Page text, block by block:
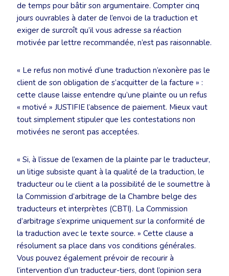
de temps pour bâtir son argumentaire. Compter cinq
jours ouvrables à dater de l’envoi de la traduction et
exiger de surcroît qu’il vous adresse sa réaction
motivée par lettre recommandée, n’est pas raisonnable.
« Le refus non motivé d’une traduction n’exonère pas le
client de son obligation de s’acquitter de la facture » :
cette clause laisse entendre qu’une plainte ou un refus
« motivé » JUSTIFIE l’absence de paiement. Mieux vaut
tout simplement stipuler que les contestations non
motivées ne seront pas acceptées.
« Si, à l’issue de l’examen de la plainte par le traducteur,
un litige subsiste quant à la qualité de la traduction, le
traducteur ou le client a la possibilité de le soumettre à
la Commission d’arbitrage de la Chambre belge des
traducteurs et interprètes (CBTI). La Commission
d’arbitrage s’exprime uniquement sur la conformité de
la traduction avec le texte source. » Cette clause a
résolument sa place dans vos conditions générales.
Vous pouvez également prévoir de recourir à
l’intervention d’un traducteur-tiers, dont l’opinion sera